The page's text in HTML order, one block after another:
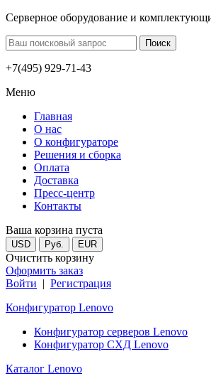
Серверное оборудование и
+7(495) 929-71-43
Меню
Главная
О нас
О конфигураторе
Решения и сборка
Оплата
Доставка
Пресс-центр
Контакты
Ваша корзина пуста
USD Руб. EUR
Очистить корзину
Оформить заказ
Войти | Регистрация
Конфигуратор Lenovo
Конфигуратор серверов Lenovo
Конфигуратор СХД Lenovo
Каталог Lenovo